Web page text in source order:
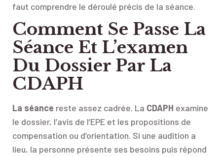
faut comprendre le déroulé précis de la séance.
Comment Se Passe La
Séance Et L’examen
Du Dossier Par La
CDAPH
La séance reste assez cadrée. La CDAPH examine
le dossier, l’avis de l’EPE et les propositions de
compensation ou d’orientation. Si une audition a
lieu, la personne présente ses besoins puis répond